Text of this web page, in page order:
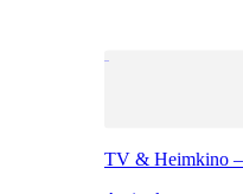
TV & Heimkino –